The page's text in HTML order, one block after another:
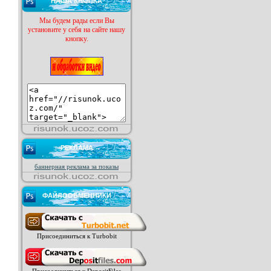
Мы будем рады если Вы
установите у себя на сайте нашу
кнопку.
РЕКЛАМА
баннерная реклама за показы
ФАЙЛООБМЕННИКИ
Присоединиться к Turbobit